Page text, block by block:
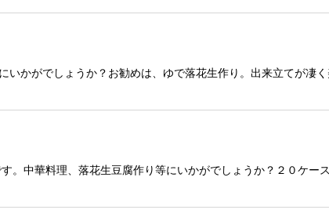
いかがでしょうか？お勧めは、ゆで落花生作り。出来立てが
。中華料理、落花生豆腐作り等にいかがでしょうか？２０ケ